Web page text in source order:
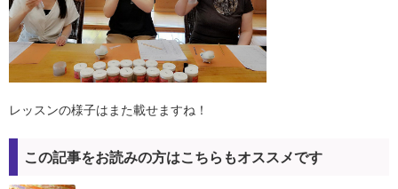
レッスンの様子はまた載せますね！
この記事をお読みの方はこちらもオススメです